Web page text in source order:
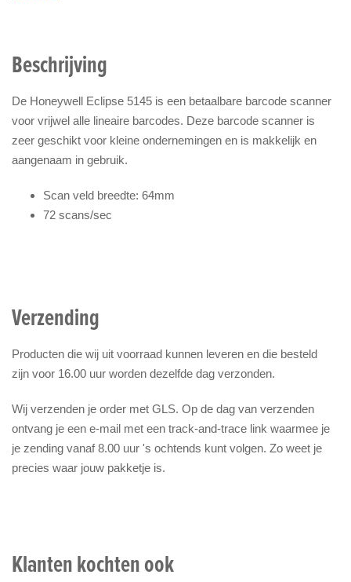
Beschrijving
De Honeywell Eclipse 5145 is een betaalbare barcode scanner
voor vrijwel alle lineaire barcodes. Deze barcode scanner is
zeer geschikt voor kleine ondernemingen en is makkelijk en
aangenaam in gebruik.
Scan veld breedte: 64mm
72 scans/sec
Verzending
Producten die wij uit voorraad kunnen leveren en die besteld
zijn voor 16.00 uur worden dezelfde dag verzonden.
Wij verzenden je order met GLS. Op de dag van verzenden
ontvang je een e-mail met een track-and-trace link waarmee je
je zending vanaf 8.00 uur 's ochtends kunt volgen. Zo weet je
precies waar jouw pakketje is.
Klanten kochten ook